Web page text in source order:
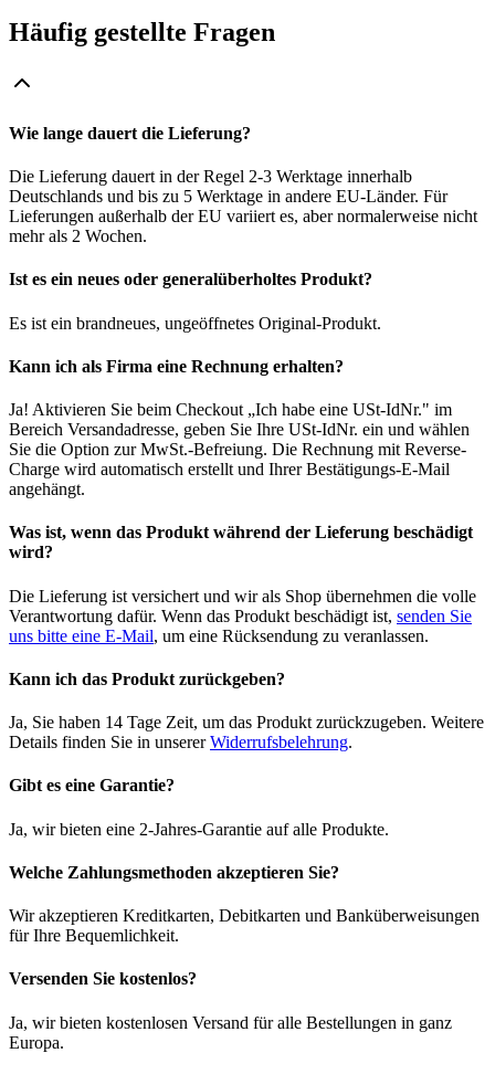
Häufig gestellte Fragen
Wie lange dauert die Lieferung?
Die Lieferung dauert in der Regel 2-3 Werktage innerhalb
Deutschlands und bis zu 5 Werktage in andere EU-Länder. Für
Lieferungen außerhalb der EU variiert es, aber normalerweise nicht
mehr als 2 Wochen.
Ist es ein neues oder generalüberholtes Produkt?
Es ist ein brandneues, ungeöffnetes Original-Produkt.
Kann ich als Firma eine Rechnung erhalten?
Ja! Aktivieren Sie beim Checkout „Ich habe eine USt-IdNr." im
Bereich Versandadresse, geben Sie Ihre USt-IdNr. ein und wählen
Sie die Option zur MwSt.-Befreiung. Die Rechnung mit Reverse-
Charge wird automatisch erstellt und Ihrer Bestätigungs-E-Mail
angehängt.
Was ist, wenn das Produkt während der Lieferung beschädigt
wird?
Die Lieferung ist versichert und wir als Shop übernehmen die volle
Verantwortung dafür. Wenn das Produkt beschädigt ist, senden Sie
uns bitte eine E-Mail, um eine Rücksendung zu veranlassen.
Kann ich das Produkt zurückgeben?
Ja, Sie haben 14 Tage Zeit, um das Produkt zurückzugeben. Weitere
Details finden Sie in unsererWiderrufsbelehrung.
Gibt es eine Garantie?
Ja, wir bieten eine 2-Jahres-Garantie auf alle Produkte.
Welche Zahlungsmethoden akzeptieren Sie?
Wir akzeptieren Kreditkarten, Debitkarten und Banküberweisungen
für Ihre Bequemlichkeit.
Versenden Sie kostenlos?
Ja, wir bieten kostenlosen Versand für alle Bestellungen in ganz
Europa.